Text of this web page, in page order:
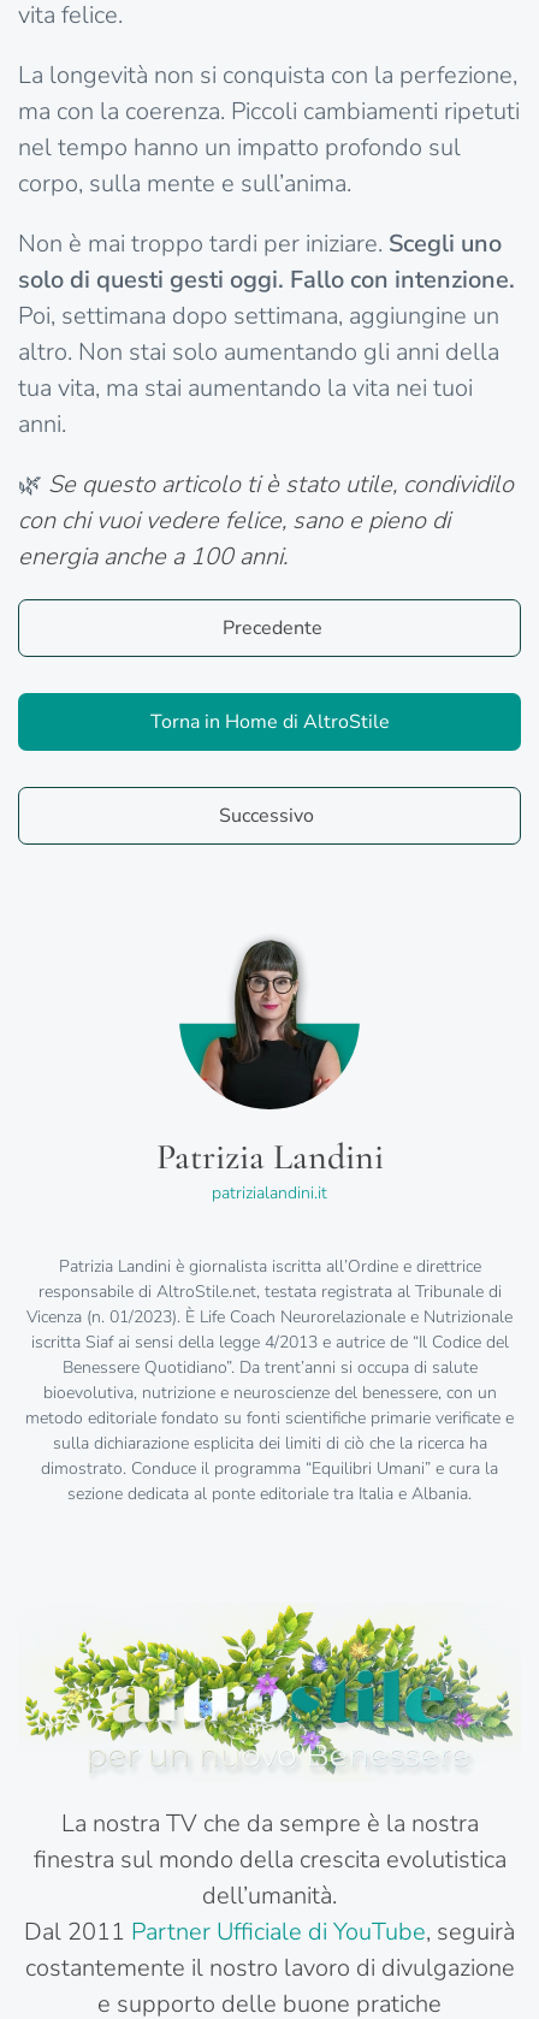
vita felice.
La longevità non si conquista con la perfezione,
ma con la coerenza. Piccoli cambiamenti ripetuti
nel tempo hanno un impatto profondo sul
corpo, sulla mente e sull’anima.
Non è mai troppo tardi per iniziare. Scegli uno
solo di questi gesti oggi. Fallo con intenzione.
Poi, settimana dopo settimana, aggiungine un
altro. Non stai solo aumentando gli anni della
tua vita, ma stai aumentando la vita nei tuoi
anni.
🌿 Se questo articolo ti è stato utile, condividilo
con chi vuoi vedere felice, sano e pieno di
energia anche a 100 anni.
Precedente
Torna in Home di AltroStile
Successivo
Patrizia Landini
patrizialandini.it
Patrizia Landini è giornalista iscritta all’Ordine e direttrice
responsabile di AltroStile.net, testata registrata al Tribunale di
Vicenza (n. 01/2023). È Life Coach Neurorelazionale e Nutrizionale
iscritta Siaf ai sensi della legge 4/2013 e autrice de “Il Codice del
Benessere Quotidiano”. Da trent’anni si occupa di salute
bioevolutiva, nutrizione e neuroscienze del benessere, con un
metodo editoriale fondato su fonti scientifiche primarie verificate e
sulla dichiarazione esplicita dei limiti di ciò che la ricerca ha
dimostrato. Conduce il programma “Equilibri Umani” e cura la
sezione dedicata al ponte editoriale tra Italia e Albania.
La nostra TV che da sempre è la nostra
finestra sul mondo della crescita evolutistica
dell’umanità.
Dal 2011 Partner Ufficiale di YouTube, seguirà
costantemente il nostro lavoro di divulgazione
e supporto delle buone pratiche